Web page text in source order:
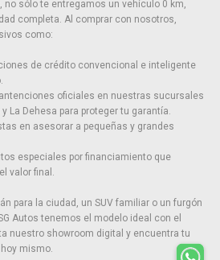
no sólo te entregamos un vehículo 0 km,
completa. Al comprar con nosotros,
como:
de crédito convencional e inteligente
oficiales en nuestras sucursales
La Dehesa para proteger tu garantía.
en asesorar a pequeñas y grandes
especiales por financiamiento que
valor final.
para la ciudad, un SUV familiar o un furgón
Autos tenemos el modelo ideal con el
nuestro showroom digital y encuentra tu
mismo.